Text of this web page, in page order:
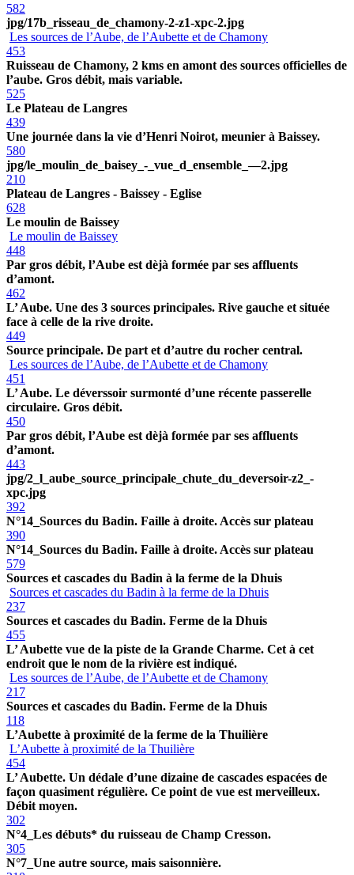
582
jpg/17b_risseau_de_chamony-2-z1-xpc-2.jpg
Les sources de l’Aube, de l’Aubette et de Chamony
453
Ruisseau de Chamony, 2 kms en amont des sources officielles de
l’aube. Gros débit, mais variable.
525
Le Plateau de Langres
439
Une journée dans la vie d’Henri Noirot, meunier à Baissey.
580
jpg/le_moulin_de_baisey_-_vue_d_ensemble_—2.jpg
210
Plateau de Langres - Baissey - Eglise
628
Le moulin de Baissey
Le moulin de Baissey
448
Par gros débit, l’Aube est dèjà formée par ses affluents
d’amont.
462
L’ Aube. Une des 3 sources principales. Rive gauche et située
face à celle de la rive droite.
449
Source principale. De part et d’autre du rocher central.
Les sources de l’Aube, de l’Aubette et de Chamony
451
L’ Aube. Le déverssoir surmonté d’une récente passerelle
circulaire. Gros débit.
450
Par gros débit, l’Aube est dèjà formée par ses affluents
d’amont.
443
jpg/2_l_aube_source_principale_chute_du_deversoir-z2_-
xpc.jpg
392
N°14_Sources du Badin. Faille à droite. Accès sur plateau
390
N°14_Sources du Badin. Faille à droite. Accès sur plateau
579
Sources et cascades du Badin à la ferme de la Dhuis
Sources et cascades du Badin à la ferme de la Dhuis
237
Sources et cascades du Badin. Ferme de la Dhuis
455
L’ Aubette vue de la piste de la Grande Charme. Cet à cet
endroit que le nom de la rivière est indiqué.
Les sources de l’Aube, de l’Aubette et de Chamony
217
Sources et cascades du Badin. Ferme de la Dhuis
118
L’Aubette à proximité de la ferme de la Thuilière
L’Aubette à proximité de la Thuilière
454
L’ Aubette. Un dédale d’une dizaine de cascades espacées de
façon quasiment régulière. Ce point de vue est merveilleux.
Débit moyen.
302
N°4_Les débuts* du ruisseau de Champ Cresson.
305
N°7_Une autre source, mais saisonnière.